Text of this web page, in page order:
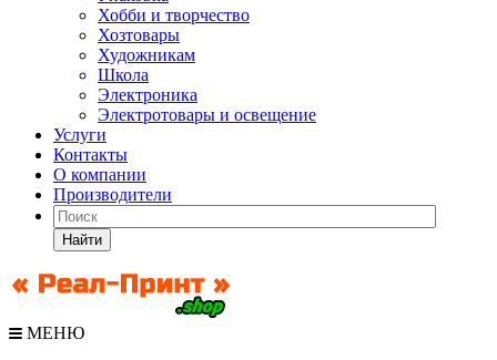
Хобби и творчество
Хозтовары
Художникам
Школа
Электроника
Электротовары и освещение
Услуги
Контакты
О компании
Производители
Найти
МЕНЮ